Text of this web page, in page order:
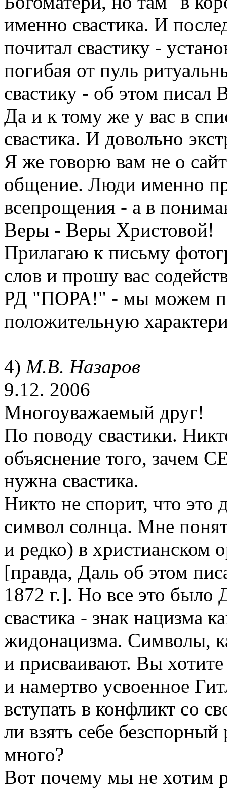
именно свастика. И
почитал свастику -
погибая от пуль
свастику - об этом писал
Да и к тому же у вас в
свастика. И довольно
Я же говорю вам не о
общение. Люди именно
всепрощения - а в
Веры - Веры Христовой!
Прилагаю к письму
слов и прошу вас
РД "ПОРА!" - мы можем
положительную
4) М.В. Назаров
9.12. 2006
Многоуважаемый друг!
По поводу свастики.
объяснение того, зачем
нужна свастика.
Никто не спорит, что
символ солнца. Мне
и редко) в христианском
[правда, Даль об этом
1872 г.]. Но все это
свастика - знак нацизма
жидонацизма. Символы,
и присваивают. Вы
и намертво усвоенное
вступать в конфликт со
ли взять себе
много?
Вот почему мы не хотим